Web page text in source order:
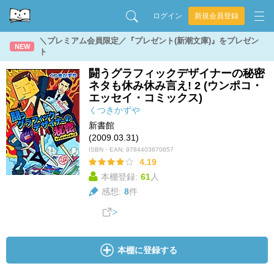
ログイン 新規会員登録
NEW
＼プレミアム会員限定／『プレゼント(新潮文庫)』をプレゼン
ト
闘うグラフィックデザイナーの秘密
ネタも休み休み言え! 2 (ウンポコ・
エッセイ・コミックス)
くつきかずや
新書館
(2009.03.31)
ISBN・EAN: 9784403670657
4.19
本棚登録: 61人
感想: 8件
本棚に登録する